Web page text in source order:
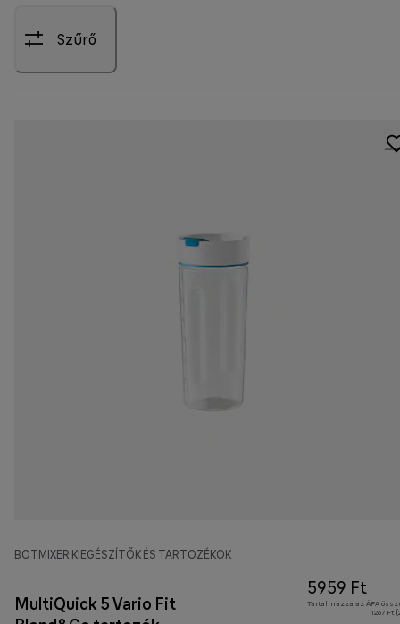
Szűrő
BOTMIXER KIEGÉSZÍTŐK ÉS TARTOZÉKOK
MultiQuick 5 Vario Fit
5959 Ft
Tartalmazza az ÁFA
1267 Ft